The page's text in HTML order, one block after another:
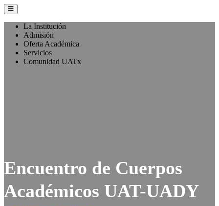
La Institución
Admisión
Oferta Académica
Servicios
Comunidad UATx
Encuentro de Cuerpos
Académicos UAT-UADY